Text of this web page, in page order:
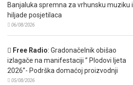
Banjaluka spremna za vrhunsku muziku i
hiljade posjetilaca
06/08/2026
Free Radio: Gradonačelnik obišao
izlagače na manifestaciji ” Plodovi ljeta
2026”- Podrška domaćoj proizvodnji
05/08/2026